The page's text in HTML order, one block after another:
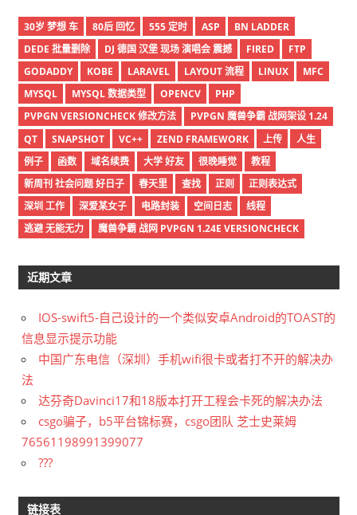
30岁 梦想 车 80后 回忆 555 定时 ASP
BN LADDER
DEDE 批量删除
DJ 德国 汉堡 现场 演唱会 震撼 FIRED
FTP
GODADDY
KOBE LARAVEL LAYOUT 流程 LINUX
MFC
MYSQL
MYSQL 数据类型 OPENCV
PHP
PVPGN VERSIONCHECK 修改方法
PVPGN 魔兽争霸 战网架设 1.24
QT
SNAPSHOT VC++ ZEND FRAMEWORK 上传
人生
例子
函数 域名续费 大学 好友 很晚睡觉
教程
新周刊 社会问题 好日子
春天里 查找 正则
正则表达式
深圳 工作
深爱某女子 电路封装 空间日志
线程
逃避 无能无力
魔兽争霸 战网 PVPGN 1.24E VERSIONCHECK
近期文章
IOS-swift5-自己设计的一个类似安卓Android的TOAST的
信息显示提示功能
中国广东电信（深圳）手机wifi很卡或者打不开的解决办
法
达芬奇Davinci17和18版本打开工程会卡死的解决办法
csgo骗子，b5平台锦标赛，csgo团队 芝士史莱姆
76561198991399077
???
链接表